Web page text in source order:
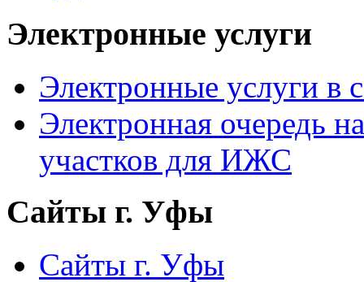
Электронные услуги
Электронные услуги в
Электронная очередь
участков для ИЖС
Сайты г. Уфы
Сайты г. Уфы